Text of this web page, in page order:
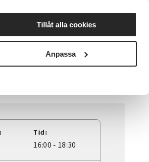
Tillåt alla cookies
Anpassa
Nyheter Avdelningar
Tid:
16:00 - 18:30